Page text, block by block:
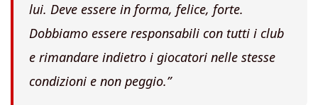
lui. Deve essere in forma, felice, forte.
Dobbiamo essere responsabili con tutti i club
e rimandare indietro i giocatori nelle stesse
condizioni e non peggio.”